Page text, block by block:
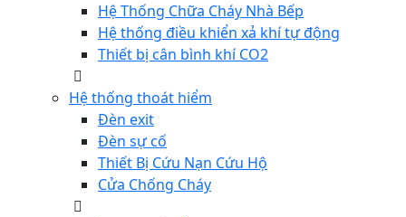
Hệ Thống Chữa Cháy Nhà Bếp
Hệ thống điều khiển xả khí tự động
Thiết bị cân bình khí CO2
Hệ thống thoát hiểm
Đèn exit
Đèn sự cố
Thiết Bị Cứu Nạn Cứu Hộ
Cửa Chống Cháy